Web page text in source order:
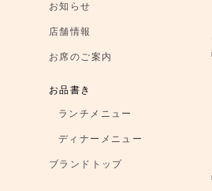
お知らせ
店舗情報
お席のご案内
お品書き
ランチメニュー
ディナーメニュー
ブランドトップ